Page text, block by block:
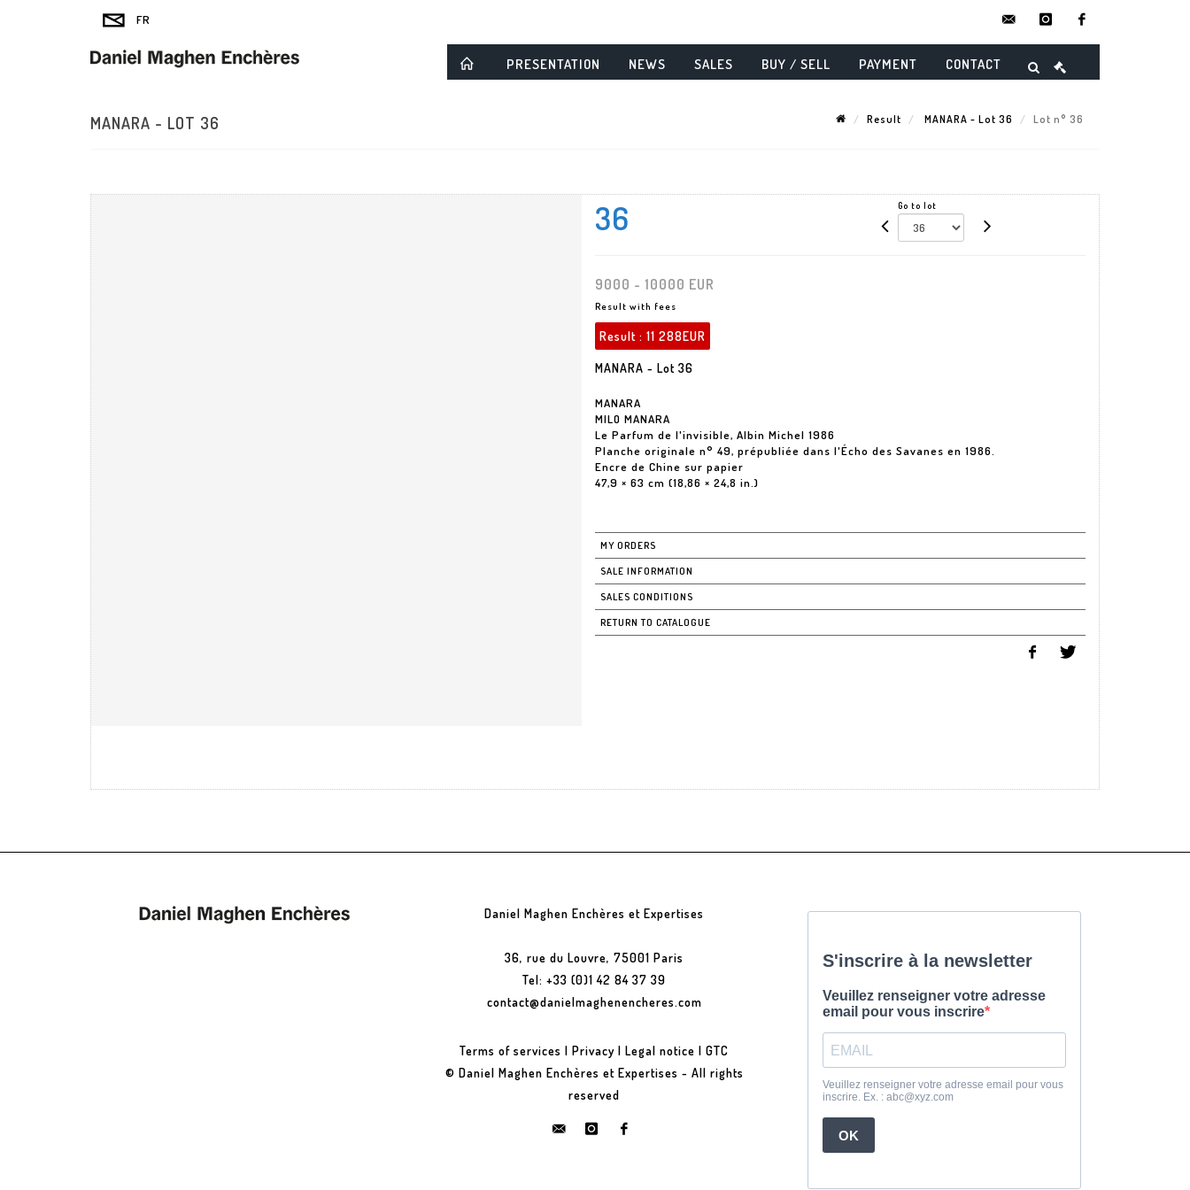
instagram
PRESENTATION NEWS SALES BUY / SELL PAYMENT CONTACT
MANARA - LOT 36 Result MANARA - Lot 36 Lot n° 36
36 Go to lot
9000 - 10000 EUR
Result with fees
Result : 11 288EUR
MANARA - Lot 36
MANARA
MILO MANARA
Le Parfum de l'invisible, Albin Michel 1986
Planche originale n° 49, prépubliée dans l'Écho des Savanes en 1986.
Encre de Chine sur papier
47,9 × 63 cm (18,86 × 24,8 in.)
MY ORDERS
SALE INFORMATION
SALES CONDITIONS
RETURN TO CATALOGUE
Daniel Maghen Enchères et Expertises
36, rue du Louvre, 75001 Paris
Tel: +33 (0)1 42 84 37 39
contact@danielmaghenencheres.com
Terms of services |Privacy |Legal notice |GTC
© Daniel Maghen Enchères et Expertises - All rights
reserved